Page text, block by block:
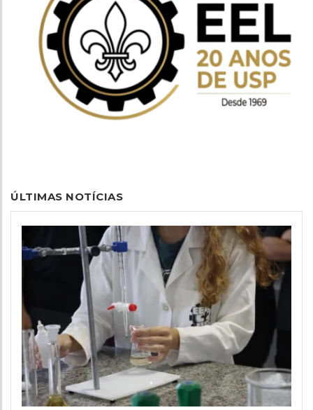
ÚLTIMAS NOTÍCIAS